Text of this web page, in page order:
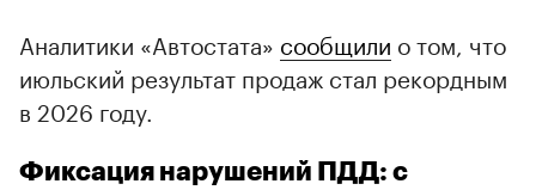
Аналитики «Автостата» сообщили о том, что
июльский результат продаж стал рекордным
в 2026 году.
Фиксация нарушений ПДД: с